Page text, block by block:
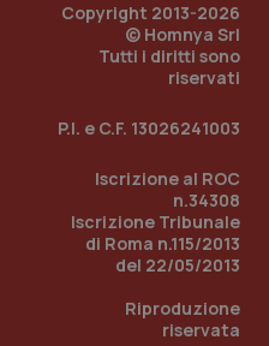
Copyright 2013-2026
© Homnya Srl
Tutti i diritti sono
riservati
P.I. e C.F. 13026241003
Iscrizione al ROC
n.34308
Iscrizione Tribunale
di Roma n.115/2013
del 22/05/2013
Riproduzione
riservata
www.quotidianosanita.it